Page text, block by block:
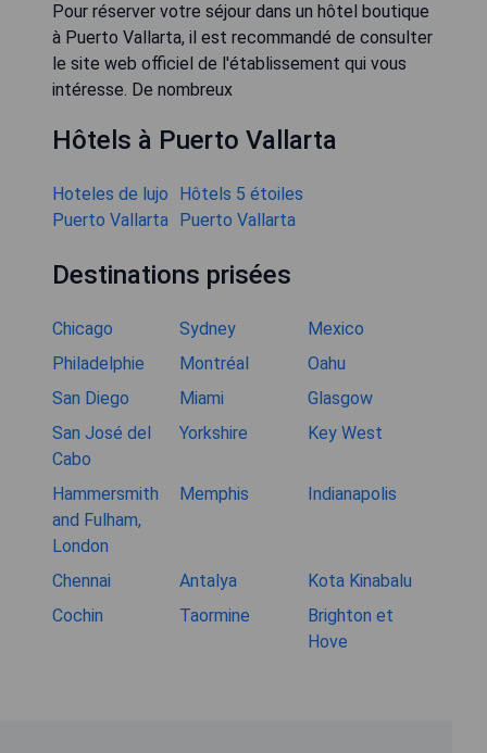
Pour réserver votre séjour dans un hôtel boutique
à Puerto Vallarta, il est recommandé de consulter
le site web officiel de l'établissement qui vous
intéresse. De nombreux
Hôtels à Puerto Vallarta
Hoteles de lujo
Puerto Vallarta
Hôtels 5 étoiles
Puerto Vallarta
Destinations prisées
Chicago Sydney
Mexico
Philadelphie
Montréal
Oahu
San Diego
Miami
Glasgow
San José del
Cabo
Yorkshire Key West
Hammersmith
and Fulham,
London
Memphis Indianapolis
Chennai Antalya
Kota Kinabalu
Cochin
Taormine
Brighton et
Hove